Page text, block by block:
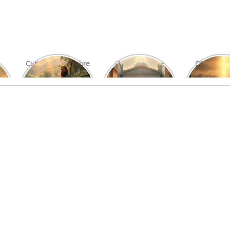
Curiosidades Sobre
Os Salmos Mais
O Significado e
Função do Levita
Otniel: